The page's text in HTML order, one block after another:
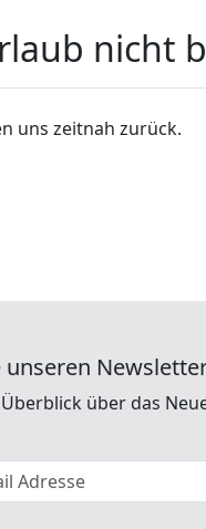
nicht
uns zeitnah zurück.
über das